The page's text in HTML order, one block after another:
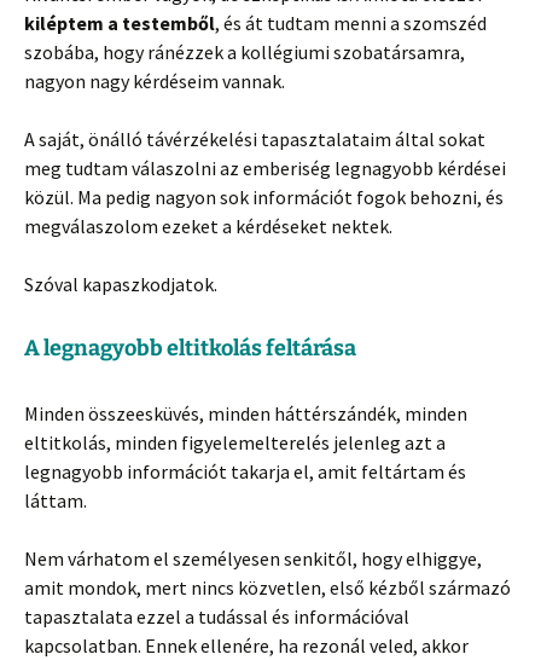
kiléptem a testemből, és át tudtam menni a szomszéd
szobába, hogy ránézzek a kollégiumi szobatársamra,
nagyon nagy kérdéseim vannak.
A saját, önálló távérzékelési tapasztalataim által sokat
meg tudtam válaszolni az emberiség legnagyobb kérdései
közül. Ma pedig nagyon sok információt fogok behozni, és
megválaszolom ezeket a kérdéseket nektek.
Szóval kapaszkodjatok.
A legnagyobb eltitkolás feltárása
Minden összeesküvés, minden háttérszándék, minden
eltitkolás, minden figyelemelterelés jelenleg azt a
legnagyobb információt takarja el, amit feltártam és
láttam.
Nem várhatom el személyesen senkitől, hogy elhiggye,
amit mondok, mert nincs közvetlen, első kézből származó
tapasztalata ezzel a tudással és információval
kapcsolatban. Ennek ellenére, ha rezonál veled, akkor